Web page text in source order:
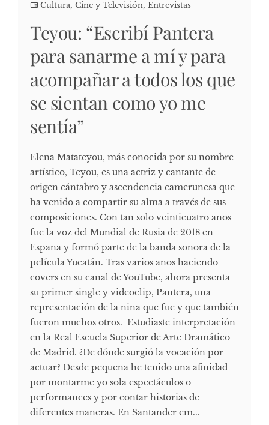
Cultura, Cine y Televisión, Entrevistas
Teyou: “Escribí Pantera
para sanarme a mí y para
acompañar a todos los que
se sientan como yo me
sentía”
Elena Matateyou, más conocida por su nombre
artístico, Teyou, es una actriz y cantante de
origen cántabro y ascendencia camerunesa que
ha venido a compartir su alma a través de sus
composiciones. Con tan solo veinticuatro años
fue la voz del Mundial de Rusia de 2018 en
España y formó parte de la banda sonora de la
película Yucatán. Tras varios años haciendo
covers en su canal de YouTube, ahora presenta
su primer single y videoclip, Pantera, una
representación de la niña que fue y que también
fueron muchos otros. Estudiaste interpretación
en la Real Escuela Superior de Arte Dramático
de Madrid. ¿De dónde surgió la vocación por
actuar? Desde pequeña he tenido una afinidad
por montarme yo sola espectáculos o
performances y por contar historias de
diferentes maneras. En Santander em...